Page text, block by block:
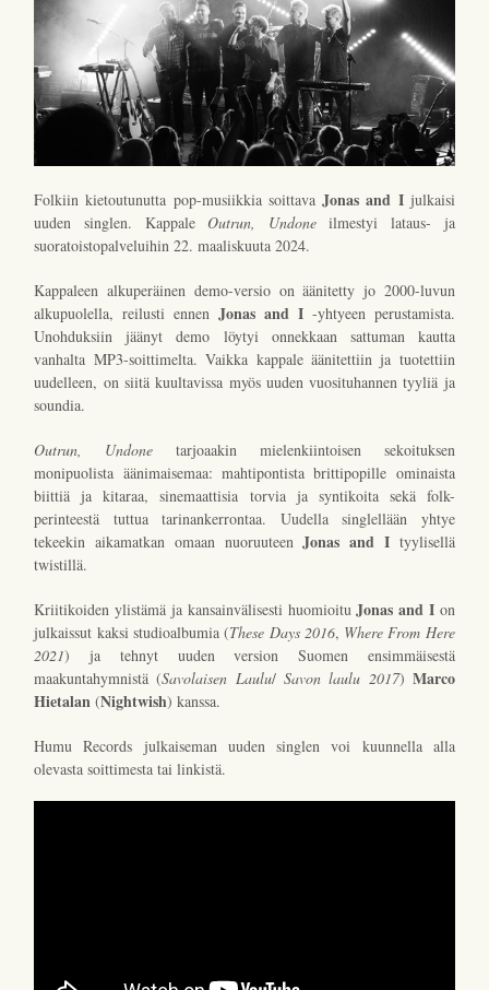
Folkiin kietoutunutta pop-musiikkia soittavaJonas and Ijulkaisi
uuden singlen. Kappale Outrun, Undoneilmestyi lataus- ja
suoratoistopalveluihin 22. maaliskuuta 2024.
Kappaleen alkuperäinen demo-versio on äänitetty jo 2000-luvun
alkupuolella, reilusti ennenJonas and I-yhtyeen perustamista.
Unohduksiin jäänyt demo löytyi onnekkaan sattuman kautta
vanhalta MP3-soittimelta. Vaikka kappale äänitettiin ja tuotettiin
uudelleen, on siitä kuultavissa myös uuden vuosituhannen tyyliä ja
soundia.
Outrun, Undone tarjoaakin mielenkiintoisen sekoituksen
monipuolista äänimaisemaa: mahtipontista brittipopille ominaista
biittiä ja kitaraa, sinemaattisia torvia ja syntikoita sekä folk-
perinteestä tuttua tarinankerrontaa. Uudella singlellään yhtye
tekeekin aikamatkan omaan nuoruuteenJonas and I tyylisellä
twistillä.
Kriitikoiden ylistämä ja kansainvälisesti huomioituJonas and Ion
julkaissut kaksi studioalbumia (These Days 2016, Where From Here
2021) ja tehnyt uuden version Suomen ensimmäisestä
maakuntahymnistä (Savolaisen Laulu/ Savon laulu 2017) Marco
Hietalan (Nightwish) kanssa.
Humu Records julkaiseman uuden singlen voi kuunnella alla
olevasta soittimesta tai linkistä.